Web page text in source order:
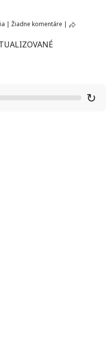
| Žiadne komentáre |
↻